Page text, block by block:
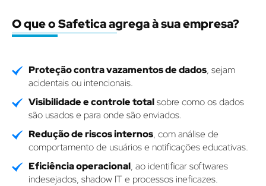
O que o Safetica agrega à sua empresa?
Proteção contra vazamentos de dados, sejam
acidentais ou intencionais.
Visibilidade e controle totalsobre como os dados
são usados e para onde são enviados.
Redução de riscos internos, com análise de
comportamento de usuários e notificações educativas.
Eficiência operacional, ao identificar softwares
indesejados, shadow IT e processos ineficazes.